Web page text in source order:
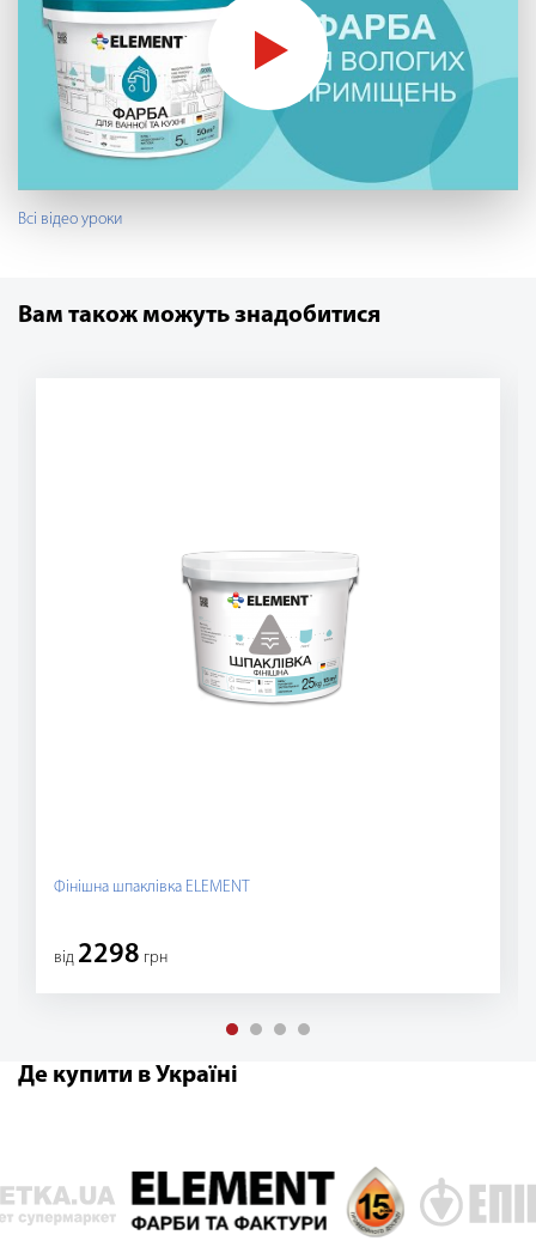
Всі відео уроки
Вам також можуть знадобитися
Фінішна шпаклівка ELEMENT
вiд 2298 грн
Де купити в Україні